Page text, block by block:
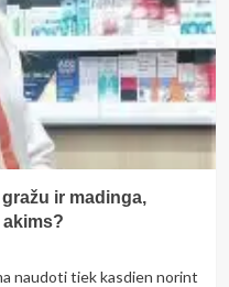
ir madinga,
naudoti tiek kasdien norint